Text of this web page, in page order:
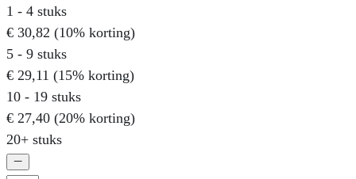
1 - 4 stuks
€ 30,82 (10% korting)
5 - 9 stuks
€ 29,11 (15% korting)
10 - 19 stuks
€ 27,40 (20% korting)
20+ stuks
A4